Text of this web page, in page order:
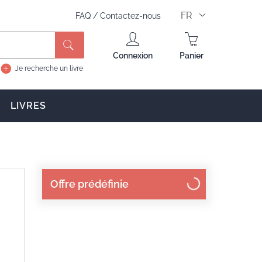
FAQ / Contactez-nous FR
Je recherche un livre
Connexion Panier
LIVRES
Offre prédéfinie